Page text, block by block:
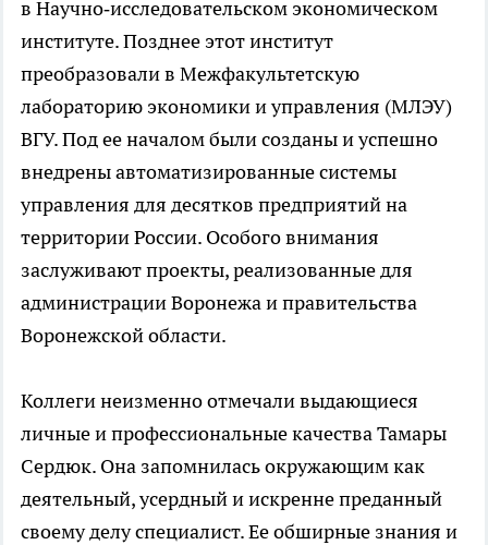
в Научно‑исследовательском экономическом
институте. Позднее этот институт
преобразовали в Межфакультетскую
лабораторию экономики и управления (МЛЭУ)
ВГУ. Под ее началом были созданы и успешно
внедрены автоматизированные системы
управления для десятков предприятий на
территории России. Особого внимания
заслуживают проекты, реализованные для
администрации Воронежа и правительства
Воронежской области.
Коллеги неизменно отмечали выдающиеся
личные и профессиональные качества Тамары
Сердюк. Она запомнилась окружающим как
деятельный, усердный и искренне преданный
своему делу специалист. Ее обширные знания и